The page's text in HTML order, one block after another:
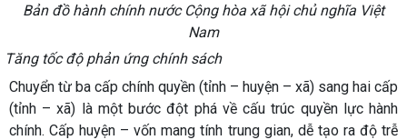
Bản đồ hành chính nước Cộng hòa xã hội chủ nghĩa Việt
Nam
Tăng tốc độ phản ứng chính sách
Chuyển từ ba cấp chính quyền (tỉnh – huyện – xã) sang hai cấp
(tỉnh – xã) là một bước đột phá về cấu trúc quyền lực hành
chính. Cấp huyện – vốn mang tính trung gian, dễ tạo ra độ trễ